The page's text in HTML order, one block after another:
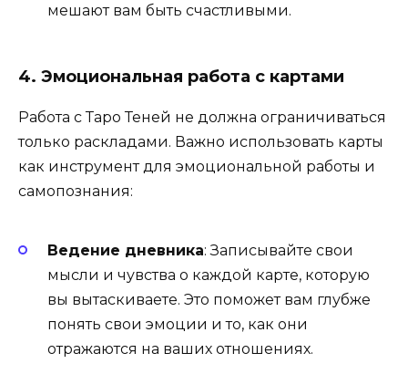
мешают вам быть счастливыми.
4. Эмоциональная работа с картами
Работа с Таро Теней не должна ограничиваться
только раскладами. Важно использовать карты
как инструмент для эмоциональной работы и
самопознания:
Ведение дневника: Записывайте свои
мысли и чувства о каждой карте, которую
вы вытаскиваете. Это поможет вам глубже
понять свои эмоции и то, как они
отражаются на ваших отношениях.